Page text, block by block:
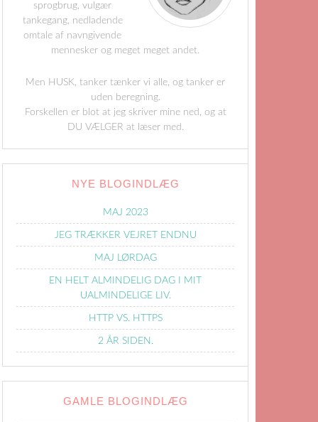
sprogbrug, vulgær
tankegang, nedladende
omtale af navngivende
mennesker og meget meget andet.
Men HUSK, tanker tænker vi alle, og tanker er
uden beregning.
Forskellen er blot at jeg skriver mine ned, og at
DU VÆLGER at læser med.
NYE BLOGINDLÆG
MAJ 2023
JEG TRÆKKER VEJRET ENDNU
MAJ LØRDAG
EN HELT ALMINDELIG DAG I MIT
UALMINDELIGE LIV.
HTTP VS. HTTPS
2 ÅR SIDEN.
GAMLE BLOGINDLÆG